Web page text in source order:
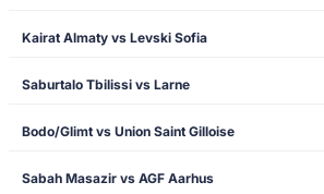
Kairat Almaty vs Levski Sofia
Saburtalo Tbilissi vs Larne
Bodo/Glimt vs Union Saint Gilloise
Sabah Masazir vs AGF Aarhus